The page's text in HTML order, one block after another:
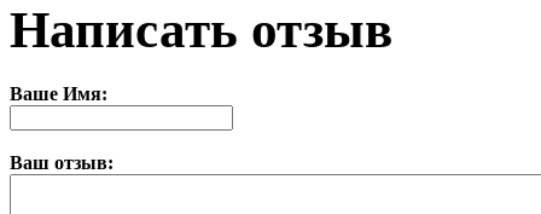
Написать отзыв
Ваше Имя:
Ваш отзыв: